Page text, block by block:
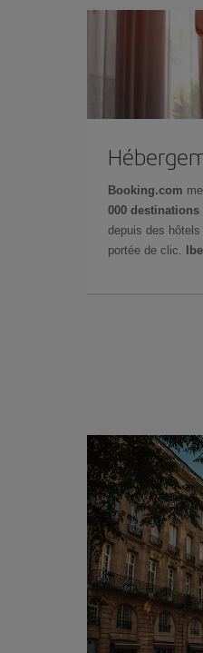
Booking.com
000 destinations
depuis des
portée de clic.